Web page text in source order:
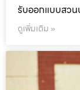
รับออกแบบสว
ดูเพิ่มเติม »